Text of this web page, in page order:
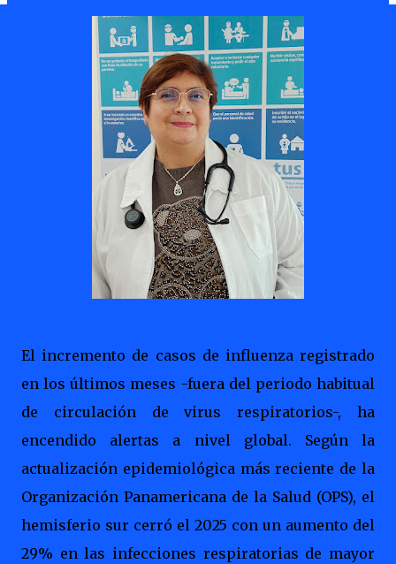
El incremento de casos de influenza registrado
en los últimos meses -fuera del periodo habitual
de circulación de virus respiratorios-, ha
encendido alertas a nivel global. Según la
actualización epidemiológica más reciente de la
Organización Panamericana de la Salud (OPS), el
hemisferio sur cerró el 2025 con un aumento del
29% en las infecciones respiratorias de mayor